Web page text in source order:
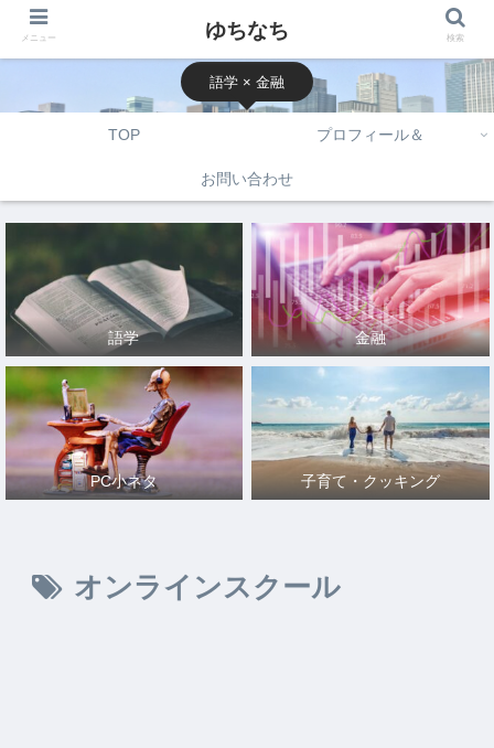
語学 × 金融
TOP プロフィール＆
お問い合わせ
語学 金融
PC小ネタ 子育て・クッキング
オンラインスクール
メニュー ゆちなち 検索